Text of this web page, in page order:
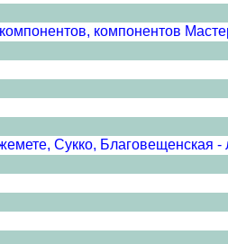
компонентов
Сукко, Благовещенская -